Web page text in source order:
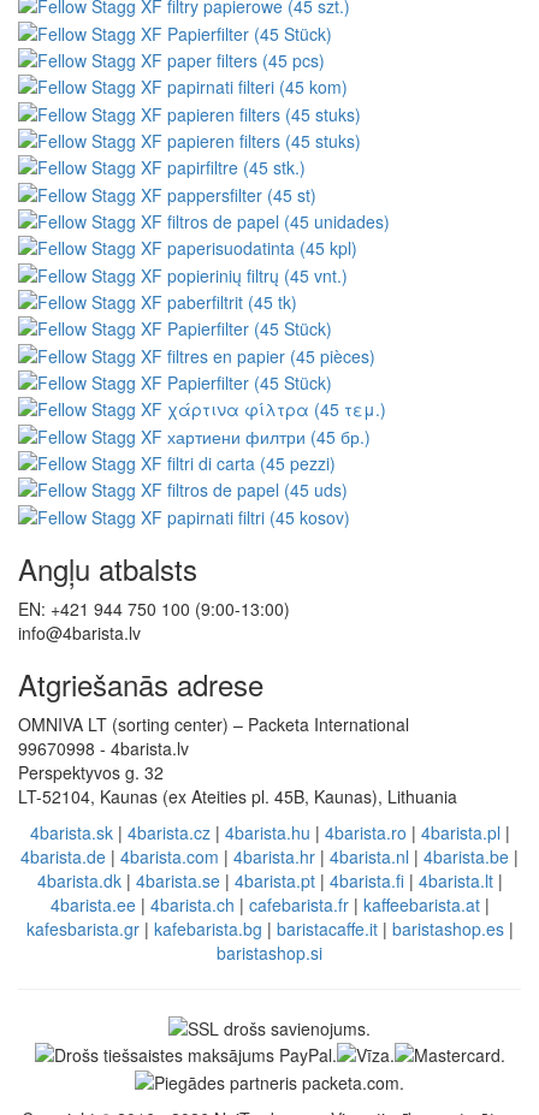
Angļu atbalsts
EN: +421 944 750 100 (9:00-13:00)
info@4barista.lv
Atgriešanās adrese
OMNIVA LT (sorting center) – Packeta International
99670998 - 4barista.lv
Perspektyvos g. 32
LT-52104, Kaunas (ex Ateities pl. 45B, Kaunas), Lithuania
4barista.sk| 4barista.cz| 4barista.hu | 4barista.ro | 4barista.pl |
4barista.de | 4barista.com | 4barista.hr | 4barista.nl | 4barista.be |
4barista.dk| 4barista.se| 4barista.pt| 4barista.fi| 4barista.lt|
4barista.ee| 4barista.ch | cafebarista.fr| kaffeebarista.at|
kafesbarista.gr| kafebarista.bg | baristacaffe.it| baristashop.es|
baristashop.si